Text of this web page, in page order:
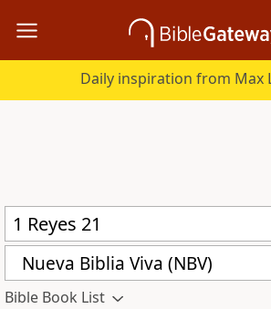
Daily inspiration from Max
Nueva Biblia Viva (NBV)
Bible Book List